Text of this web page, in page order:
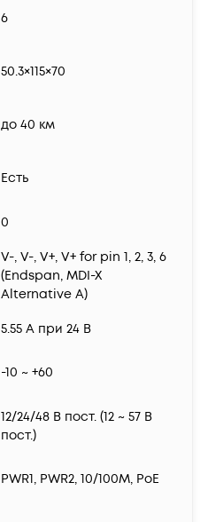
6
50.3×115×70
до 40 км
Есть
0
V-, V-, V+, V+ for pin 1, 2, 3, 6
(Endspan, MDI-X
Alternative A)
5.55 А при 24 В
-10 ~ +60
12/24/48 В пост. (12 ~ 57 В
пост.)
PWR1, PWR2, 10/100M, PoE